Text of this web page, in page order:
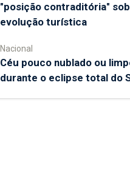
"posição contraditória"
evolução turística
Nacional
Céu pouco nublado ou
durante o eclipse total do